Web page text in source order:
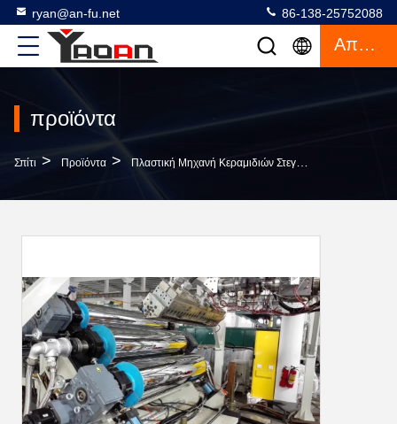
ryan@an-fu.net 86-138-25752088
Απόσπασμα
προϊόντα
Σπίτι > Προϊόντα > Πλαστική Μηχανή Κεραμιδιών Στεγών